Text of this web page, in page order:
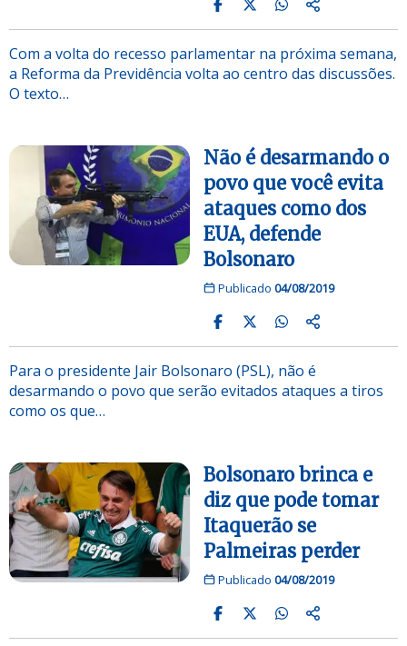
Com a volta do recesso parlamentar na próxima semana,
a Reforma da Previdência volta ao centro das discussões.
O texto…
Não é desarmando o
povo que você evita
ataques como dos
EUA, defende
Bolsonaro
Publicado 04/08/2019
Para o presidente Jair Bolsonaro (PSL), não é
desarmando o povo que serão evitados ataques a tiros
como os que…
Bolsonaro brinca e
diz que pode tomar
Itaquerão se
Palmeiras perder
Publicado 04/08/2019